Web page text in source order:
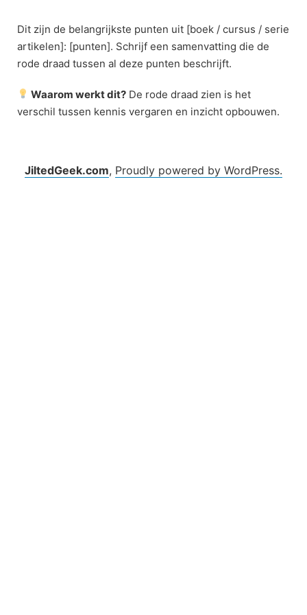
content
Dit zijn de belangrijkste punten uit [boek / cursus / serie
artikelen]: [punten]. Schrijf een samenvatting die de
rode draad tussen al deze punten beschrijft.
Waarom werkt dit? De rode draad zien is het
verschil tussen kennis vergaren en inzicht opbouwen.
JiltedGeek.com, Proudly powered by WordPress.